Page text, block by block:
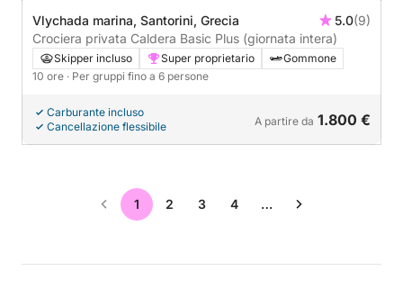
Vlychada marina, Santorini, Grecia 5.0(9)
Crociera privata Caldera Basic Plus (giornata intera)
Skipper incluso Super proprietario
Gommone
10 ore · Per gruppi fino a 6 persone
Carburante incluso
Cancellazione flessibile
A partire da 1.800 €
1 2 3 4 …